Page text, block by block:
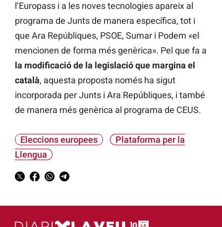
l’Europass i a les noves tecnologies apareix al
programa de Junts de manera específica, tot i
que Ara Repúbliques, PSOE, Sumar i Podem «el
mencionen de forma més genèrica». Pel que fa a
la modificació de la legislació que margina el
català, aquesta proposta només ha sigut
incorporada per Junts i Ara Repúbliques, i també
de manera més genèrica al programa de CEUS.
Eleccions europees
Plataforma per la
Llengua